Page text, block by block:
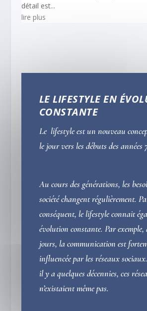
détail est...
lire plus
LE LIFESTYLE EN
CONSTANTE
Le lifestyle est un nouveau
le jour vers les débuts des années
Au cours des générations, les
société changent régulièrement.
conséquent, le lifestyle connait
évolution constante. Par exemple,
jours, la communication est
influencée par les réseaux
il y a quelques décennies, ces
n’existaient même pas.